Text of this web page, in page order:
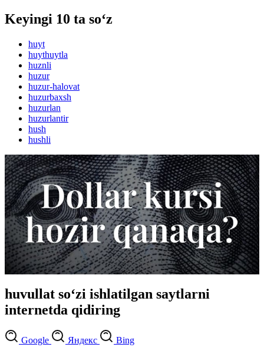
Keyingi 10 ta so‘z
huyt
huythuytla
huznli
huzur
huzur-halovat
huzurbaxsh
huzurlan
huzurlantir
hush
hushli
huvullat so‘zi ishlatilgan saytlarni
internetda qidiring
Google Яндекс Bing